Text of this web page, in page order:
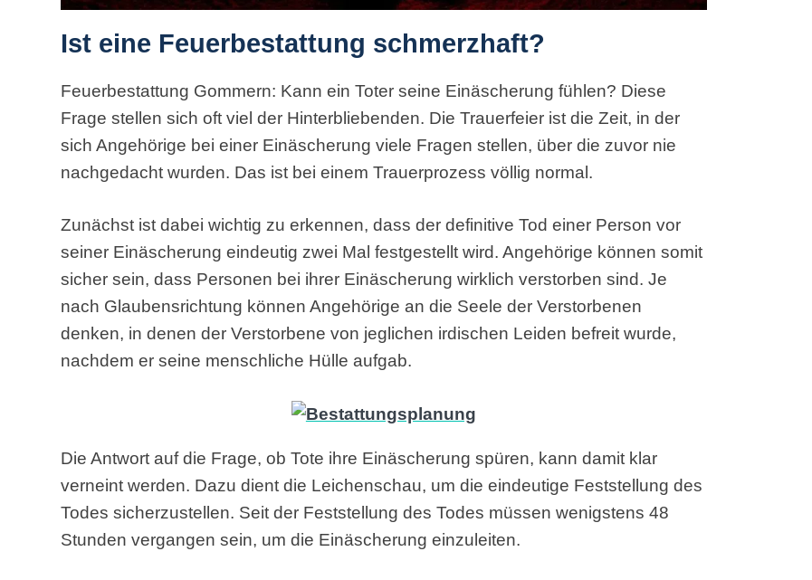
Ist eine Feuerbestattung schmerzhaft?
Feuerbestattung Gommern: Kann ein Toter seine Einäscherung fühlen? Diese
Frage stellen sich oft viel der Hinterbliebenden. Die Trauerfeier ist die Zeit, in der
sich Angehörige bei einer Einäscherung viele Fragen stellen, über die zuvor nie
nachgedacht wurden. Das ist bei einem Trauerprozess völlig normal.
Zunächst ist dabei wichtig zu erkennen, dass der definitive Tod einer Person vor
seiner Einäscherung eindeutig zwei Mal festgestellt wird. Angehörige können somit
sicher sein, dass Personen bei ihrer Einäscherung wirklich verstorben sind. Je
nach Glaubensrichtung können Angehörige an die Seele der Verstorbenen
denken, in denen der Verstorbene von jeglichen irdischen Leiden befreit wurde,
nachdem er seine menschliche Hülle aufgab.
Die Antwort auf die Frage, ob Tote ihre Einäscherung spüren, kann damit klar
verneint werden. Dazu dient die Leichenschau, um die eindeutige Feststellung des
Todes sicherzustellen. Seit der Feststellung des Todes müssen wenigstens 48
Stunden vergangen sein, um die Einäscherung einzuleiten.